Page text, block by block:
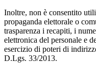
Inoltre, non è consentito
propaganda elettorale o
trasparenza i recapiti, i
elettronica del personale e
esercizio di poteri di
D.Lgs. 33/2013.